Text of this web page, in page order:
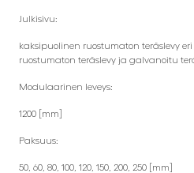
Julkisivu:
kaksipuolinen ruostumaton teräslevy
ruostumaton teräslevy ja galvanoitu
Modulaarinen leveys:
1200 [mm]
Paksuus:
50, 60, 80, 100, 120, 150, 200, 250 [mm]